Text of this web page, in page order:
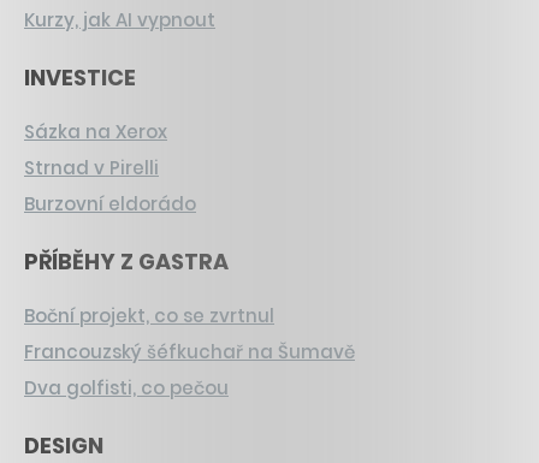
Kurzy, jak AI vypnout
INVESTICE
Sázka na Xerox
Strnad v Pirelli
Burzovní eldorádo
PŘÍBĚHY Z GASTRA
Boční projekt, co se zvrtnul
Francouzský šéfkuchař na Šumavě
Dva golfisti, co pečou
DESIGN